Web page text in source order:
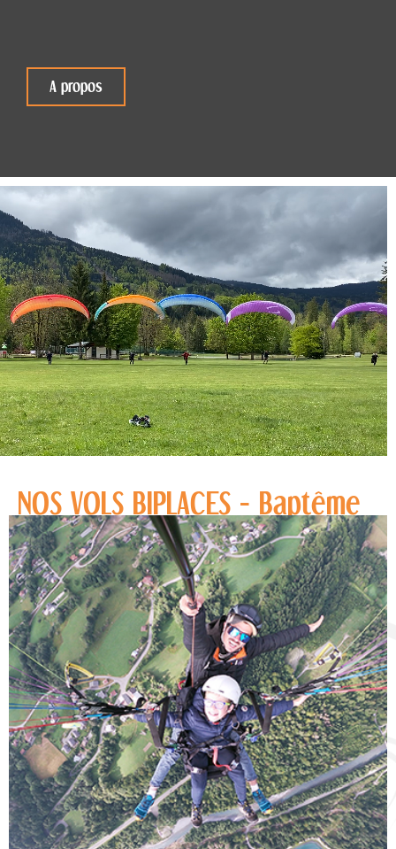
A propos
NOS VOLS BIPLACES - Baptême
parapente à Samoëns
À vous de choisir votre aventure !